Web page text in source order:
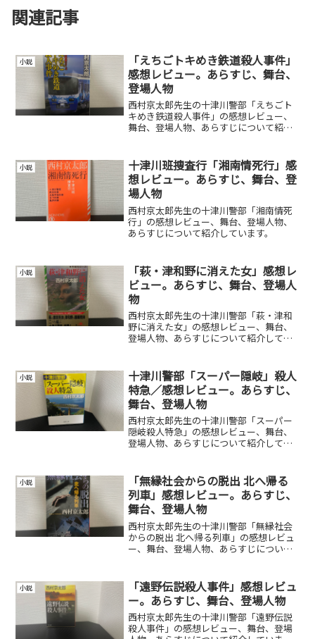
関連記事
小説
「えちごトキめき鉄道殺人事件」
感想レビュー。あらすじ、舞台、
登場人物
西村京太郎先生の十津川警部「えちごト
キめき鉄道殺人事件」の感想レビュー、
舞台、登場人物、あらすじについて紹介
小説
十津川班捜査行「湘南情死行」感
想レビュー。あらすじ、舞台、登
場人物
西村京太郎先生の十津川警部「湘南情死
行」の感想レビュー、舞台、登場人物、
あらすじについて紹介しています。
小説
「萩・津和野に消えた女」感想レ
ビュー。あらすじ、舞台、登場人
物
西村京太郎先生の十津川警部「萩・津和
野に消えた女」の感想レビュー、舞台、
登場人物、あらすじについて紹介してい
小説
十津川警部「スーパー隠岐」殺人
特急／感想レビュー。あらすじ、
舞台、登場人物
西村京太郎先生の十津川警部「スーパー
隠岐殺人特急」の感想レビュー、舞台、
登場人物、あらすじについて紹介してい
小説
「無縁社会からの脱出 北へ帰る
列車」感想レビュー。あらすじ、
舞台、登場人物
西村京太郎先生の十津川警部「無縁社会
からの脱出 北へ帰る列車」の感想レビュ
ー、舞台、登場人物、あらすじについて
小説
「遠野伝説殺人事件」感想レビュ
ー。あらすじ、舞台、登場人物
西村京太郎先生の十津川警部「遠野伝説
殺人事件」の感想レビュー、舞台、登場